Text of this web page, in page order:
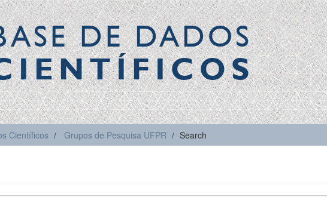
DE DADOS
Científicos Grupos de Pesquisa UFPR Search